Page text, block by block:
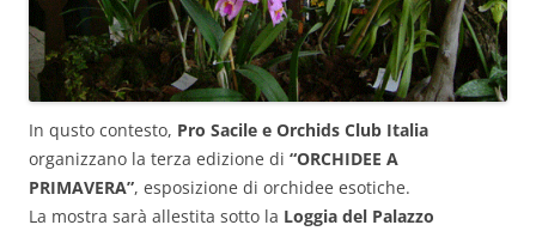
In qusto contesto, Pro Sacile e Orchids Club Italia
organizzano la terza edizione di “ORCHIDEE A
PRIMAVERA”, esposizione di orchidee esotiche.
La mostra sarà allestita sotto la Loggia del Palazzo